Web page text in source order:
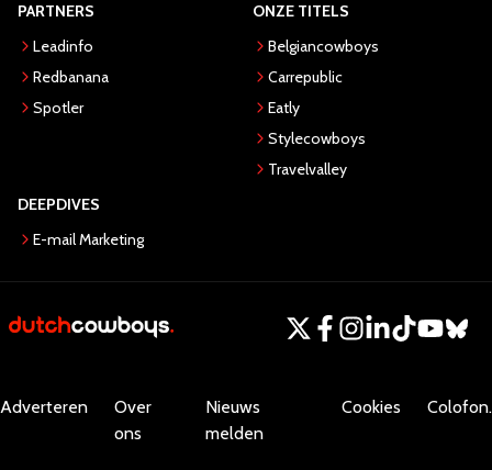
PARTNERS
Leadinfo
Redbanana
Spotler
ONZE TITELS
Belgiancowboys
Carrepublic
Eatly
Stylecowboys
Travelvalley
DEEPDIVES
E-mail Marketing
Adverteren
Over
ons
Nieuws
melden
Cookies Colofon.